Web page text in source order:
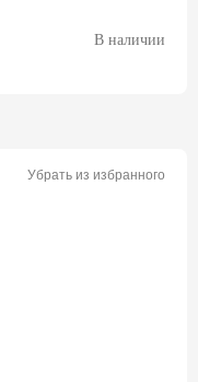
В наличии
Убрать из избранного